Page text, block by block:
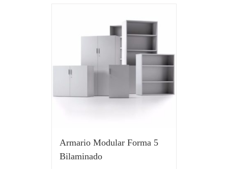
Armario Modular Forma 5
Bilaminado